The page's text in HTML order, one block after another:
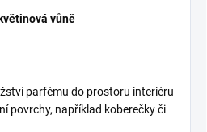
vůně
parfému do prostoru interiéru
povrchy, například koberečky či